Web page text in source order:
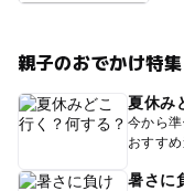
親子のおでかけ特
夏休み
今から
おすす
暑さに